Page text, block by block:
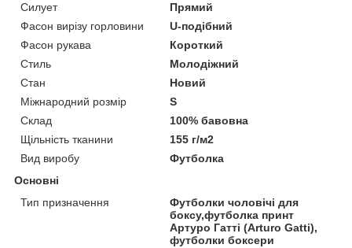
Силует
Прямий
Фасон вирізу горловини
U-подібний
Фасон рукава
Короткий
Стиль
Молодіжний
Стан
Новий
Міжнародний розмір
S
Склад
100% бавовна
Щільність тканини
155 г/м2
Вид виробу
Футболка
Основні
Тип призначення
Футболки чоловічі для
боксу,футболка принт
Артуро Гатті (Arturo Gatti),
футболки боксери